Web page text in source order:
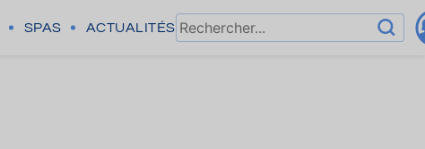
SPAS ACTUALITÉS